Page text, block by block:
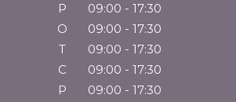
P
09:00 - 17:30
O
09:00 - 17:30
T
09:00 - 17:30
C
09:00 - 17:30
P
09:00 - 17:30